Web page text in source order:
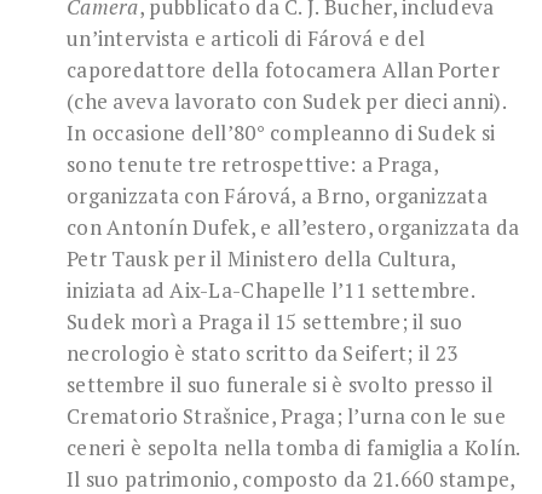
Camera, pubblicato da C. J. Bucher, includeva
un’intervista e articoli di Fárová e del
caporedattore della fotocamera Allan Porter
(che aveva lavorato con Sudek per dieci anni).
In occasione dell’80° compleanno di Sudek si
sono tenute tre retrospettive: a Praga,
organizzata con Fárová, a Brno, organizzata
con Antonín Dufek, e all’estero, organizzata da
Petr Tausk per il Ministero della Cultura,
iniziata ad Aix-La-Chapelle l’11 settembre.
Sudek morì a Praga il 15 settembre; il suo
necrologio è stato scritto da Seifert; il 23
settembre il suo funerale si è svolto presso il
Crematorio Strašnice, Praga; l’urna con le sue
ceneri è sepolta nella tomba di famiglia a Kolín.
Il suo patrimonio, composto da 21.660 stampe,